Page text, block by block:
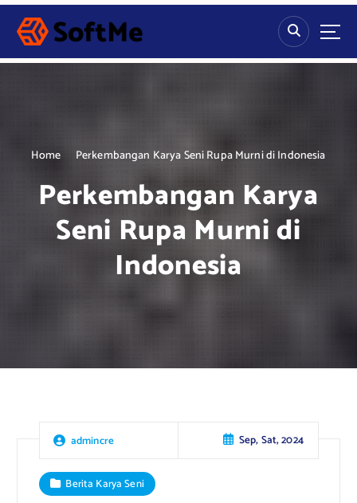
S
p
Home Perkembangan Karya Seni Rupa Murni di Indonesia
Perkembangan Karya
Seni Rupa Murni di
Indonesia
admincre Sep, Sat, 2024
Berita Karya Seni